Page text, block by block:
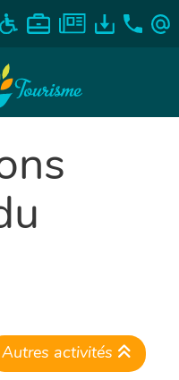
Autres activités